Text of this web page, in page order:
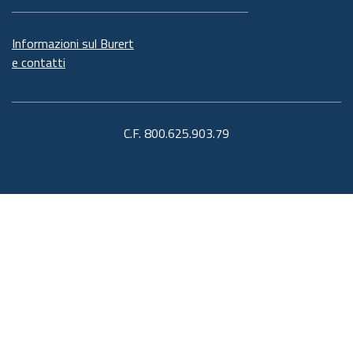
Informazioni sul Burert
e contatti
C.F. 800.625.903.79